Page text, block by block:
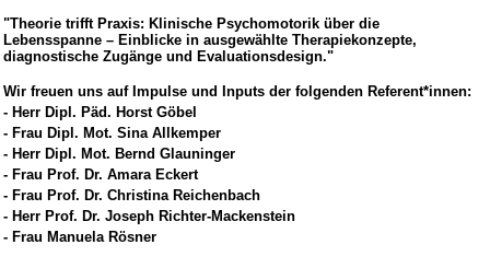
"Theorie trifft Praxis: Klinische Psychomotorik über die
Lebensspanne – Einblicke in ausgewählte Therapiekonzepte,
diagnostische Zugänge und Evaluationsdesign."
Wir freuen uns auf Impulse und Inputs der folgenden Referent*innen:
- Herr Dipl. Päd. Horst Göbel
- Frau Dipl. Mot. Sina Allkemper
- Herr Dipl. Mot. Bernd Glauninger
- Frau Prof. Dr. Amara Eckert
- Frau Prof. Dr. Christina Reichenbach
- Herr Prof. Dr. Joseph Richter-Mackenstein
- Frau Manuela Rösner